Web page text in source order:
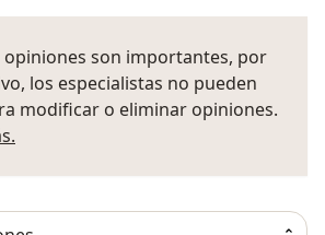
opiniones son importantes, por
los especialistas no pueden
modificar o eliminar opiniones.